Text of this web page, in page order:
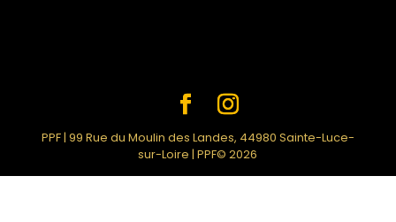
PPF | 99 Rue du Moulin des Landes, 44980 Sainte-Luce-
sur-Loire | PPF© 2026